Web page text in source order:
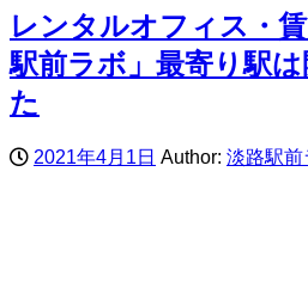
レンタルオフィス・
駅前ラボ」最寄り駅は
た
2021年4月1日 Author: 淡路駅前